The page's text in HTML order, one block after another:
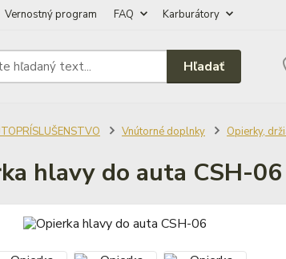
Vernostný program FAQ Karburátory
Hľadať
Vnútorné doplnky Opierky,
hlavy do auta CSH-06